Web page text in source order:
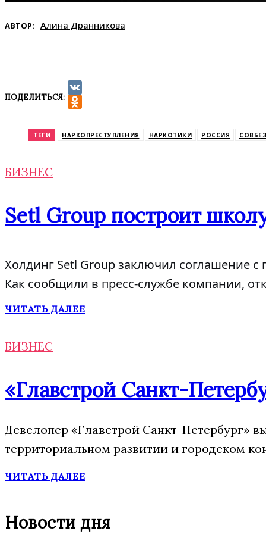
АВТОР: Алина Дранникова
ПОДЕЛИТЬСЯ:
VK
ТЕГИ НАРКОПРЕСТУПЛЕНИЯ НАРКОТИКИ РОССИЯ
БИЗНЕС
Setl Group построит
Холдинг Setl Group заключил соглашение с
Как сообщили в пресс-службе компании,
ЧИТАТЬ ДАЛЕЕ
БИЗНЕС
«Главстрой Санкт-
Девелопер «Главстрой Санкт-Петербург»
территориальном развитии и городском
ЧИТАТЬ ДАЛЕЕ
Новости дня